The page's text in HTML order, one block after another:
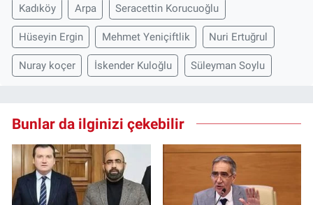
Kadıköy Arpa Seracettin Korucuoğlu
Hüseyin Ergin Mehmet Yeniçiftlik Nuri Ertuğrul
Nuray koçer İskender Kuloğlu Süleyman Soylu
Bunlar da ilginizi çekebilir